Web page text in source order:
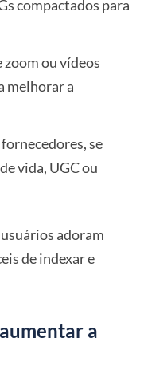
compactados para
ou vídeos
melhorar a
se
vida, UGC ou
adoram
de indexar e
a